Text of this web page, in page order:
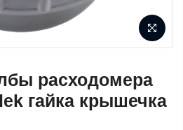
расходомера
гайка крышечка